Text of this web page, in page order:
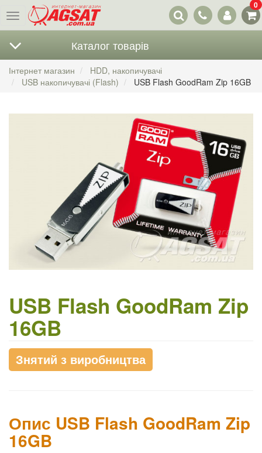
Меню
Наші
контакти
0
Каталог товарів
Інтернет магазин
HDD, накопичувачі
USB накопичувачі (Flash)
USB Flash GoodRam Zip 16GB
USB Flash GoodRam Zip
16GB
Знятий з виробництва
Опис USB Flash GoodRam Zip
16GB